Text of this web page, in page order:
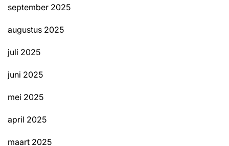
september 2025
augustus 2025
juli 2025
juni 2025
mei 2025
april 2025
maart 2025